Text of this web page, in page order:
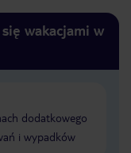
wakacjami w
dodatkowego
i wypadków